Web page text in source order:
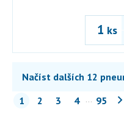
ks
Načíst dalších 12
1
2 3 4 … 95
N